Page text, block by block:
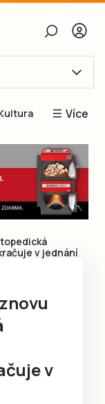
heslo
Více
Blogy
Inspirace
Čtenáři píší
Speciální přílohy
v jednání
v